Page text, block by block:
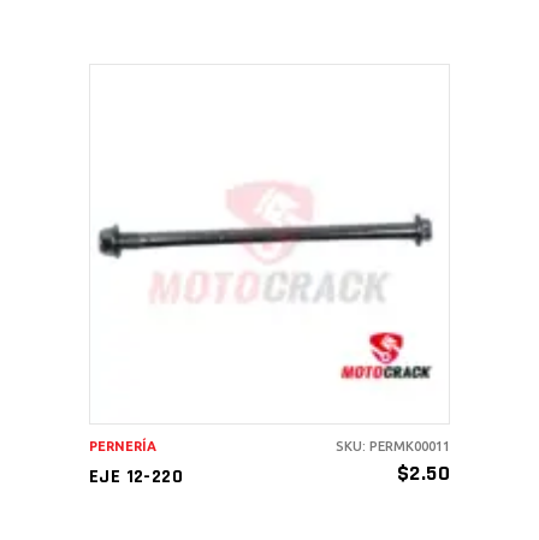
AÑADIR AL CARRITO
EJE 12-220 $2.50
PERNERÍA SKU: PERMK00011